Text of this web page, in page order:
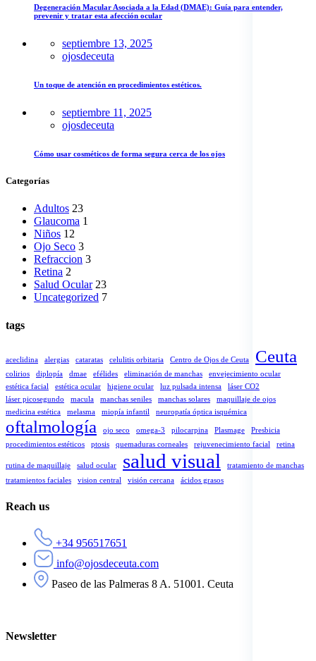
Degeneración Macular Asociada a la Edad (DMAE): Guía para entender,
prevenir y tratar esta afección ocular
septiembre 13, 2025
ojosdeceuta
Un toque de atención en procedimientos estéticos.
septiembre 11, 2025
ojosdeceuta
Cómo usar cosméticos de forma segura cerca de los ojos
Categorías
Adultos 23
Glaucoma 1
Niños 12
Ojo Seco 3
Refraccion 3
Retina 2
Salud Ocular 23
Uncategorized 7
tags
aceclidina alergias cataratas celulitis orbitaria Centro de Ojos de Ceuta Ceuta
colirios diplopía dmae efélides eliminación de manchas
envejecimiento ocular
estética facial
estética ocular higiene ocular luz pulsada intensa
láser CO2
láser picosegundo
macula manchas seniles manchas solares
maquillaje de ojos
medicina estética
melasma miopía infantil neuropatía óptica isquémica
oftalmología ojo seco omega-3 pilocarpina Plasmage
Presbicia
procedimientos estéticos
ptosis quemaduras corneales rejuvenecimiento facial retina
rutina de maquillaje salud ocular salud visual
tratamiento de manchas
tratamientos faciales
vision central visión cercana ácidos grasos
Reach us
+34 956517651
info@ojosdeceuta.com
Paseo de las Palmeras 8 A. 51001. Ceuta
Newsletter